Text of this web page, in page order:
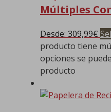
Múltiples
Desde: 309,99€
producto tiene
opciones se
producto